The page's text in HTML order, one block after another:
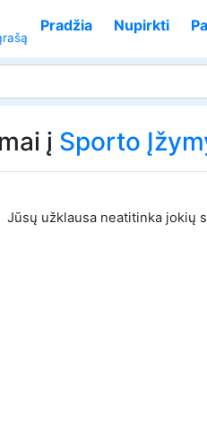
Pradžia Nupirkti
į Sporto
Jūsų užklausa neatitinka jokių